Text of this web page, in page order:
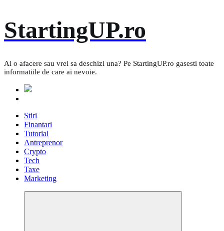
to
content
StartingUP.ro
Ai o afacere sau vrei sa deschizi una? Pe StartingUP.ro gasesti toate
informatiile de care ai nevoie.
Stiri
Finantari
Tutorial
Antreprenor
Crypto
Tech
Taxe
Marketing